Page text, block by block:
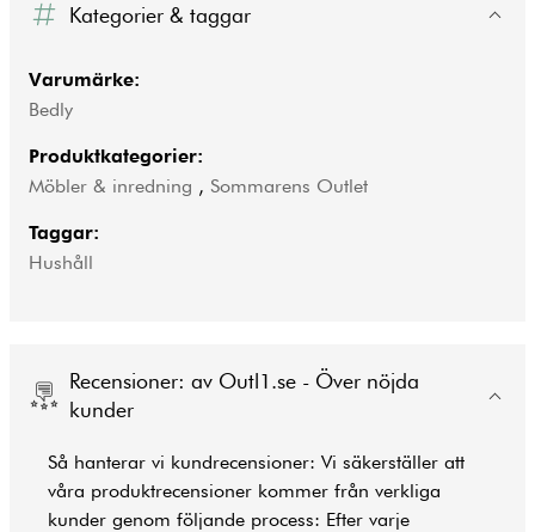
Kategorier & taggar
Varumärke:
Bedly
Produktkategorier:
Möbler & inredning , Sommarens Outlet
Taggar:
Hushåll
Recensioner: av Outl1.se - Över nöjda
kunder
Så hanterar vi kundrecensioner: Vi säkerställer att
våra produktrecensioner kommer från verkliga
kunder genom följande process: Efter varje